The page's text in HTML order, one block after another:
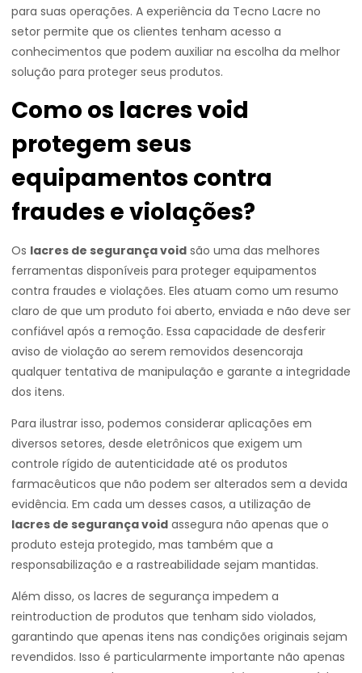
para suas operações. A experiência da Tecno Lacre no
setor permite que os clientes tenham acesso a
conhecimentos que podem auxiliar na escolha da melhor
solução para proteger seus produtos.
Como os lacres void
protegem seus
equipamentos contra
fraudes e violações?
Os lacres de segurança void são uma das melhores
ferramentas disponíveis para proteger equipamentos
contra fraudes e violações. Eles atuam como um resumo
claro de que um produto foi aberto, enviada e não deve ser
confiável após a remoção. Essa capacidade de desferir
aviso de violação ao serem removidos desencoraja
qualquer tentativa de manipulação e garante a integridade
dos itens.
Para ilustrar isso, podemos considerar aplicações em
diversos setores, desde eletrônicos que exigem um
controle rígido de autenticidade até os produtos
farmacêuticos que não podem ser alterados sem a devida
evidência. Em cada um desses casos, a utilização de
lacres de segurança void assegura não apenas que o
produto esteja protegido, mas também que a
responsabilização e a rastreabilidade sejam mantidas.
Além disso, os lacres de segurança impedem a
reintroduction de produtos que tenham sido violados,
garantindo que apenas itens nas condições originais sejam
revendidos. Isso é particularmente importante não apenas